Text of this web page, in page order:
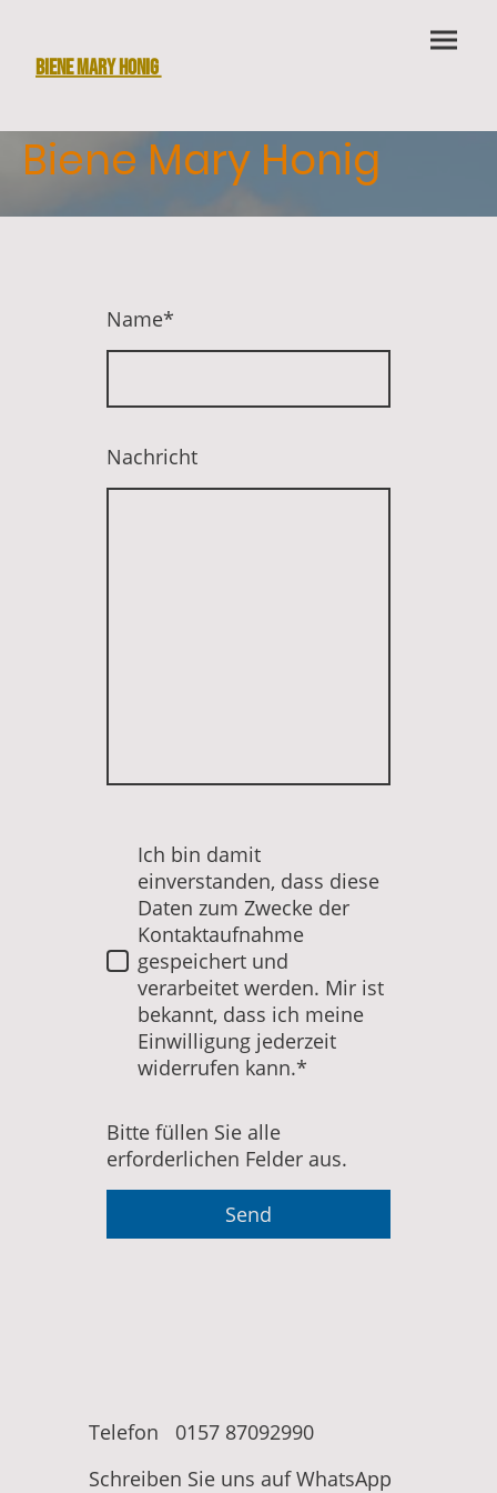
Biene Mary Honig
Biene Mary Honig
Name*
Nachricht
Ich bin damit
einverstanden, dass diese
Daten zum Zwecke der
Kontaktaufnahme
gespeichert und
verarbeitet werden. Mir ist
bekannt, dass ich meine
Einwilligung jederzeit
widerrufen kann.*
Bitte füllen Sie alle
erforderlichen Felder aus.
Send
Telefon 0157 87092990
Schreiben Sie uns auf WhatsApp